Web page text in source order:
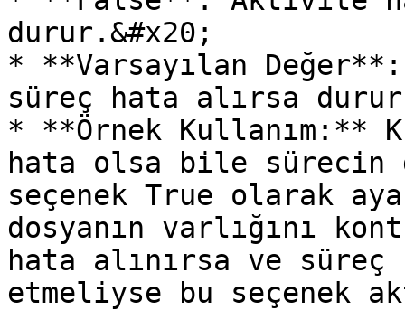
durur.&#x20;
* **Varsayılan
süreç hata alırsa
* **Örnek Kullanım:**
hata olsa bile sürecin
seçenek True olarak
dosyanın varlığını
hata alınırsa ve süreç
etmeliyse bu seçenek